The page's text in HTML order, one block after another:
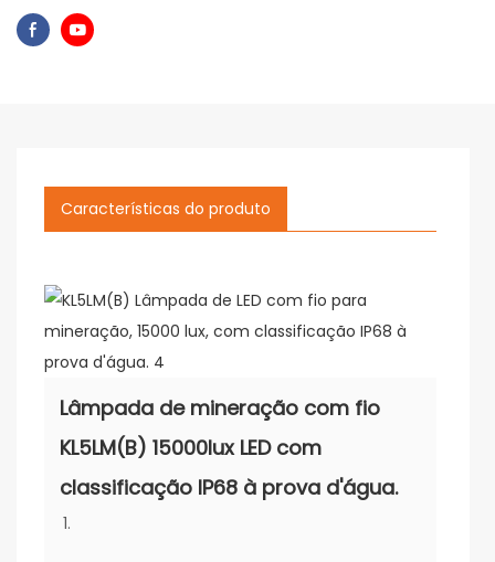
Características do produto
Lâmpada de mineração com fio
KL5LM(B) 15000lux LED com
classificação IP68 à prova d'água.